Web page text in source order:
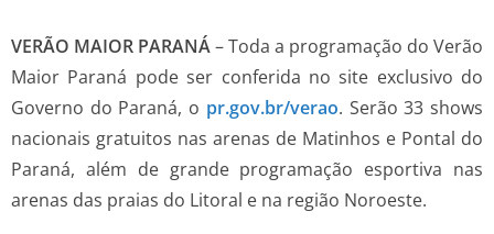
VERÃO MAIOR PARANÁ– Toda a programação do Verão
Maior Paraná pode ser conferida no site exclusivo do
Governo do Paraná, o pr.gov.br/verao. Serão 33 shows
nacionais gratuitos nas arenas de Matinhos e Pontal do
Paraná, além de grande programação esportiva nas
arenas das praias do Litoral e na região Noroeste.